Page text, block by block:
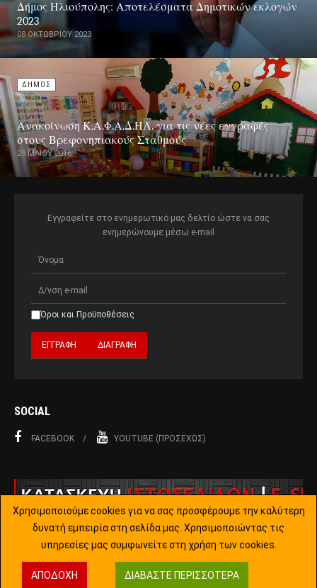
Δήμος Ηλιούπολης: Αποτελέσματα Δημοτικών εκλογών
2023
08 ΟΚΤΩΒΡΊΟΥ 2023
ΔΗΜΟΣ
Ανακοίνωση Κ.Α.Φ.Α.Δ.ΗΛ. για τις νέες εγγραφές
στους Βρεφονηπιακούς Σταθμούς
29 ΜΑΪ́ΟΥ 2016
Εγγραφείτε στο ενημερωτικό μας δελτίο ώστε να σας
ενημερώνουμε μέσω e-mail
Όροι και Προϋποθέσεις
SOCIAL
FACEBOOK YOUTUBE (ΠΡΟΣΕΧΏΣ)
Copyright © 2015-2019 Joomla!. All Rights Reserved. Designed by
Χρησιμοποιούμε cookies για να σας προσφέρουμε την καλύτερη
δυνατή εμπειρία στη σελίδα μας. Χρησιμοποιώντας τις
υπηρεσίες μας συμφωνείτε στη χρήση των cookies.
ΑΠΟΔΟΧΉ ΔΙΑΒΆΣΤΕ ΠΕΡΙΣΣΌΤΕΡΑ